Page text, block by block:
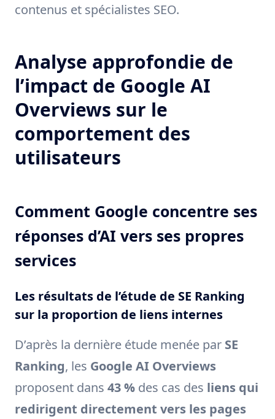
contenus et spécialistes SEO.
Analyse approfondie de
l’impact de Google AI
Overviews sur le
comportement des
utilisateurs
Comment Google concentre ses
réponses d’AI vers ses propres
services
Les résultats de l’étude de SE Ranking
sur la proportion de liens internes
D’après la dernière étude menée par SE
Ranking, les Google AI Overviews
proposent dans 43 % des cas des liens qui
redirigent directement vers les pages